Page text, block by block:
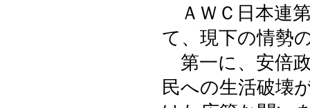
ＡＷＣ日本連
て、現下の情勢
第一に、安倍
民への生活破壊